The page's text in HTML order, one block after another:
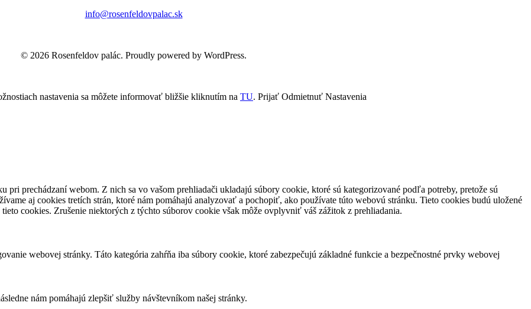
info@rosenfeldovpalac.sk
© 2026 Rosenfeldov palác. Proudly powered by WordPress.
nastavenia sa môžete informovať bližšie kliknutím na TU. Prijať Odmietnuť Nastavenia
pri prechádzaní webom. Z nich sa vo vašom prehliadači ukladajú súbory cookie, ktoré sú kategorizované podľa potreby, pretože sú
aj cookies tretích strán, ktoré nám pomáhajú analyzovať a pochopiť, ako používate túto webovú stránku. Tieto cookies budú uložené
cookies. Zrušenie niektorých z týchto súborov cookie však môže ovplyvniť váš zážitok z prehliadania.
webovej stránky. Táto kategória zahŕňa iba súbory cookie, ktoré zabezpečujú základné funkcie a bezpečnostné prvky webovej
nám pomáhajú zlepšiť služby návštevníkom našej stránky.